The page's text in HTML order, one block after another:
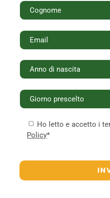
Ho letto e accetto i
Policy*